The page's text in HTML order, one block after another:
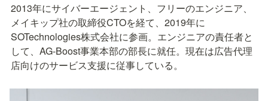
2013年にサイバーエージェント、フリーのエンジニア、
メイキップ社の取締役CTOを経て、2019年に
SOTechnologies株式会社に参画。エンジニアの責任者と
して、AG-Boost事業本部の部長に就任。現在は広告代理
店向けのサービス支援に従事している。